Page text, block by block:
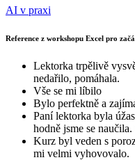
AI v praxi
Reference z workshopu Excel pro
Lektorka trpělivě
nedařilo, pomáhala.
Vše se mi líbilo
Bylo perfektně a
Paní lektorka byla
hodně jsme se
Kurz byl veden s
mi velmi vyhovovalo.